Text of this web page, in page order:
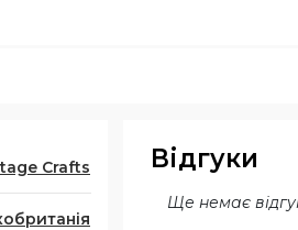
Crafts Відгуки
Ще немає